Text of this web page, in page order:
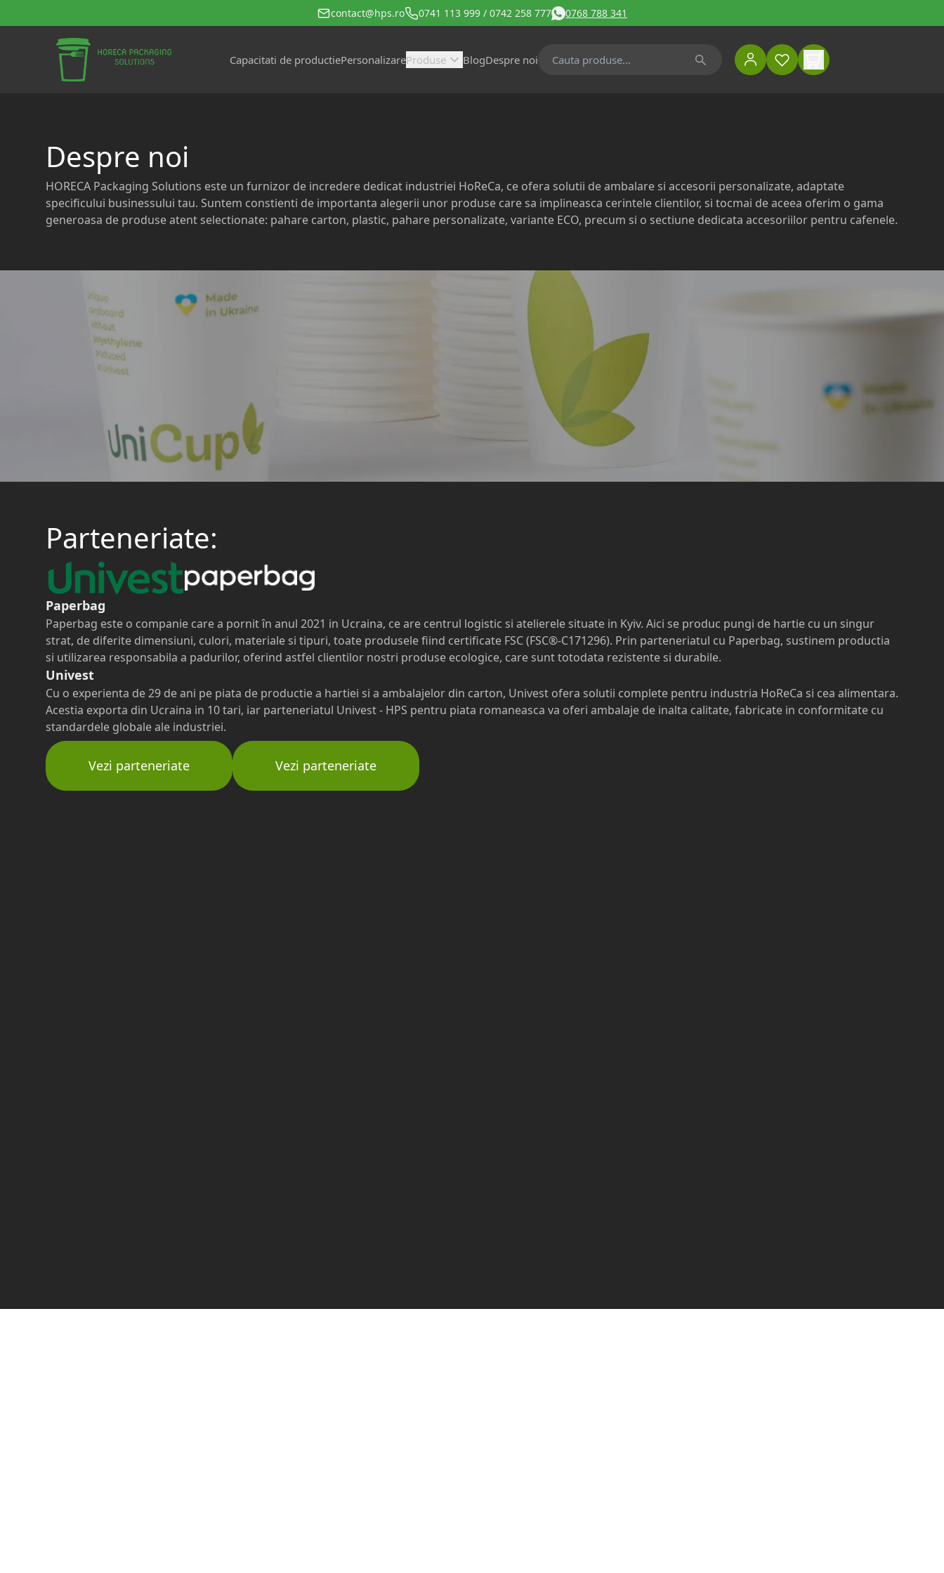
contact@hps.ro 0741 113 999 / 0742 258 777 0768 788 341
Capacitati de productiePersonalizareProduseexpand_more BlogDespre noi
Despre noi
HORECA Packaging Solutions este un furnizor de incredere dedicat industriei HoReCa, ce ofera solutii de ambalare si accesorii personalizate, adaptate
specificului businessului tau. Suntem constienti de importanta alegerii unor produse care sa implineasca cerintele clientilor, si tocmai de aceea oferim o gama
generoasa de produse atent selectionate: pahare carton, plastic, pahare personalizate, variante ECO, precum si o sectiune dedicata accesoriilor pentru cafenele.
Parteneriate:
Paperbag
Paperbag este o companie care a pornit în anul 2021 in Ucraina, ce are centrul logistic si atelierele situate in Kyiv. Aici se produc pungi de hartie cu un singur
strat, de diferite dimensiuni, culori, materiale si tipuri, toate produsele fiind certificate FSC (FSC®-C171296). Prin parteneriatul cu Paperbag, sustinem productia
si utilizarea responsabila a padurilor, oferind astfel clientilor nostri produse ecologice, care sunt totodata rezistente si durabile.
Univest
Cu o experienta de 29 de ani pe piata de productie a hartiei si a ambalajelor din carton, Univest ofera solutii complete pentru industria HoReCa si cea alimentara.
Acestia exporta din Ucraina in 10 tari, iar parteneriatul Univest - HPS pentru piata romaneasca va oferi ambalaje de inalta calitate, fabricate in conformitate cu
standardele globale ale industriei.
Vezi parteneriate Vezi parteneriate